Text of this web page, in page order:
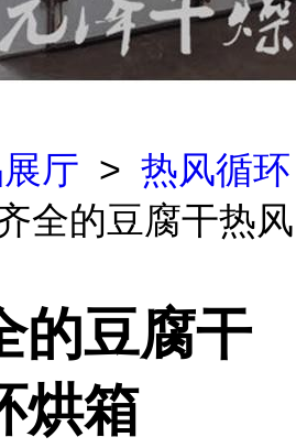
厅 > 热风循环
全的豆腐干热风
的豆腐干
烘箱